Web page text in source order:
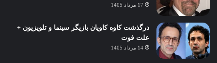
17 مرداد 1405
درگذشت کاوه کاویان بازیگر سینما و تلویزیون +
علت فوت
14 مرداد 1405